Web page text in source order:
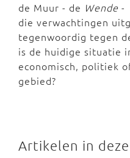
de Muur - de Wende -
die verwachtingen
tegenwoordig tegen
is de huidige situatie
economisch, politiek
gebied?
Artikelen in